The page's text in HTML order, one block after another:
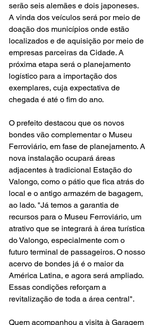
serão seis alemães e dois japoneses.
A vinda dos veículos será por meio de
doação dos municípios onde estão
localizados e de aquisição por meio de
empresas parceiras da Cidade. A
próxima etapa será o planejamento
logístico para a importação dos
exemplares, cuja expectativa de
chegada é até o fim do ano.
O prefeito destacou que os novos
bondes vão complementar o Museu
Ferroviário, em fase de planejamento. A
nova instalação ocupará áreas
adjacentes à tradicional Estação do
Valongo, como o pátio que fica atrás do
local e o antigo armazém de bagagem,
ao lado. "Já temos a garantia de
recursos para o Museu Ferroviário, um
atrativo que se integrará à área turística
do Valongo, especialmente com o
futuro terminal de passageiros. O nosso
acervo de bondes já é o maior da
América Latina, e agora será ampliado.
Essas condições reforçam a
revitalização de toda a área central".
Quem acompanhou a visita à Garagem